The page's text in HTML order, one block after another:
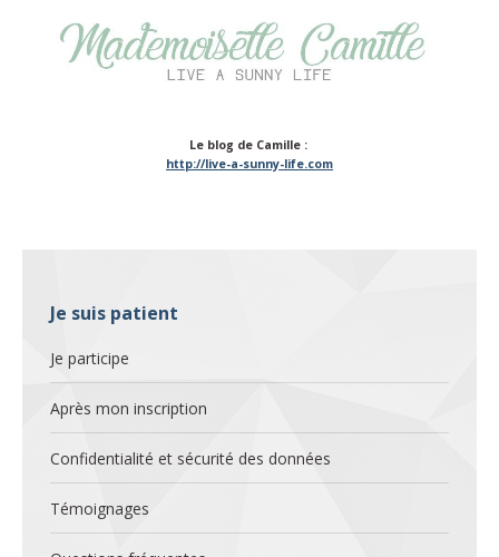
Le blog de Camille :
http://live-a-sunny-life.com
Je suis patient
Je participe
Après mon inscription
Confidentialité et sécurité des données
Témoignages